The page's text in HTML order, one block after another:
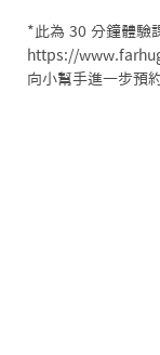
*此為 30 分鐘體驗
https://
向小幫手進一步預約